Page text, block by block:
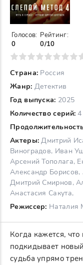
Страна: Россия
Жанр: Детектив
Год выпуска: 2025
Количество серий: 4
Актеры: Дмитрий
Виноградов, Иван
Арсений Тополага,
Александр
Дмитрий Смирнов,
Анастасия Сакута,
Режиссер: Наталия
Голосов:
0
Рейтинг:
0/10
7 8 9 10
Когда кажется,
подкидывает
судьба упрямо